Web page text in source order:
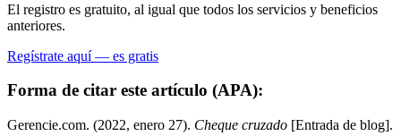
El registro es gratuito, al igual que todos los servicios y beneficios
anteriores.
Regístrate aquí — es gratis
Forma de citar este artículo (APA):
Gerencie.com. (2022, enero 27). Cheque cruzado [Entrada de blog].